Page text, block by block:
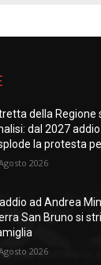
della Regione
dal 2027
la protesta
2026
ad Andrea
San Bruno si
2026